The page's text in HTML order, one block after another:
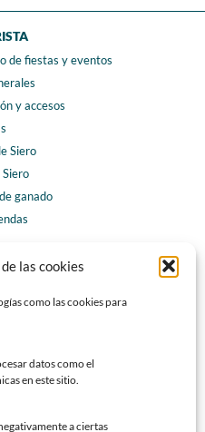
las cookies
como las cookies para
datos como el
en este sitio.
a ciertas
de fiestas y eventos
y accesos
Siero
ganado
de interés
de contacto